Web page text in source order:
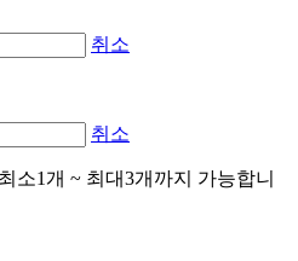
취소
취소
소1개 ~ 최대3개까지 가능합니